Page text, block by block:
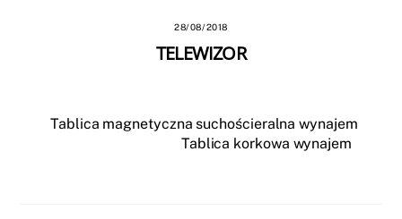
28/08/2018
TELEWIZOR
Tablica magnetyczna suchościeralna wynajem
Tablica korkowa wynajem